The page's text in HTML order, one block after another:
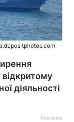
діяльності
Реклама